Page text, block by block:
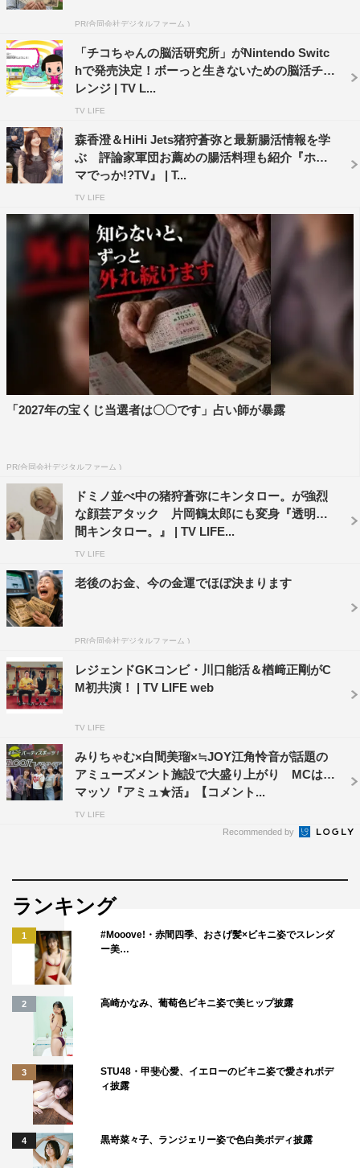
『チコちゃんの脳活研究所』 ©NHK ©CLOUDs Playcompany
翌日、急激に暑さが増した東京某所にある編集部に、クラ
された。
◆夏の到来を感じる暑いなかご来社いただき、ありがとう
ございます。ライターのM.TOKUと申します。
片山：本日はお忙しいなかありがとうございます！ クラ
ウズプレイカンパニーの広報・宣伝担当の片山です。
日は弊社の『チコちゃんの脳活研究所』についてご紹介し
たく、編集部さんの貴重なお時間を割いていただきまし
た。
千葉：今日は広報・宣伝担当の片山から主に説明させてい
ただきますね。
片山
：よろしくお願いします！ 『チコちゃんの脳活研究
所』は、チコちゃんに応援してもらいながら、“ボーっと
生きないための脳活チャレンジ”をするゲームです。脳科
学者で公立諏訪東京理科大学の篠原菊紀教授が監修したミ
ニゲームをプレイして、楽しみながら脳を活性化できるん
ですよ。脳活ゲームは、「注意力」「分析力」「ひらめき
力」の3ジャンルで分かれていて全24種類。レベルは「か
んたん・ふつう・むずかしい」の3つがあります。種類も
豊富で最大4人でプレイできるので、家族・友達と一緒に
プレイするのもオススメですね！
PR(合同会社デジタルファーム )
「チコちゃんの脳活研究所」がNintendo Switc
hで発売決定！ボーっと生きないための脳活チャ
レンジ | TV L...
TV LIFE
森香澄＆HiHi Jets猪狩蒼弥と最新腸活情報を学
ぶ 評論家軍団お薦めの腸活料理も紹介『ホン
マでっか!?TV』 | T...
TV LIFE
「2027年の宝くじ当選者は〇〇です」占い師が暴露
PR(合同会社デジタルファーム )
ドミノ並べ中の猪狩蒼弥にキンタロー。が強烈
な顔芸アタック 片岡鶴太郎にも変身『透明人
間キンタロー。』 | TV LIFE...
TV LIFE
老後のお金、今の金運でほぼ決まります
PR(合同会社デジタルファーム )
レジェンドGKコンビ・川口能活＆楢﨑正剛がC
M初共演！ | TV LIFE web
TV LIFE
みりちゃむ×白間美瑠×≒JOY江角怜音が話題の
アミューズメント施設で大盛り上がり MCはA
マッソ『アミュ★活』【コメント...
TV LIFE
Recommended by
ランキング
1
#Mooove!・赤間四季、おさげ髪×ビキニ姿でスレンダ
ー美…
2 高崎かなみ、葡萄色ビキニ姿で美ヒップ披露
3
STU48・甲斐心愛、イエローのビキニ姿で愛されボデ
ィ披露
4 黒嵜菜々子、ランジェリー姿で色白美ボディ披露